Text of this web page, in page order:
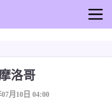
洛哥
07月10日 04:00